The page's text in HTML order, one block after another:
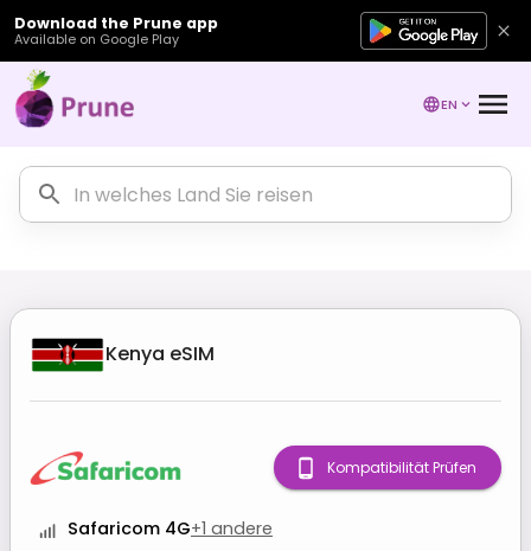
Download the Prune app
Available on Google Play
EN
Kenya eSIM
Safaricom 4G+1 andere
Kompatibilität Prüfen